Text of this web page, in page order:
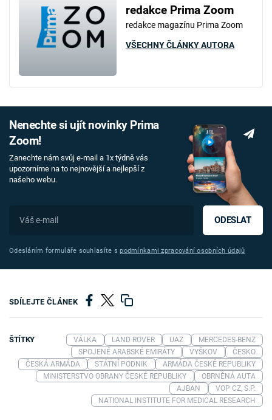
redakce Prima Zoom
redakce magazínu Prima Zoom
VŠECHNY ČLÁNKY AUTORA
Nenechte si ujít novinky Prima
Zoom!
Zanechte nám svůj e-mail a 1x týdně vás
upozorníme na to nejnovější a nejlepší z
našeho webu.
ODESLAT
Odesláním formuláře souhlasíte spodmínkami zpracování osobních údajů
SDÍLEJTE ČLÁNEK
ŠTÍTKY VÁLKA LAND ROVER UAZ
MERCEDES-BENZ
SPOJENÉ ARABSKÉ EMIRÁTY
VYŠKOV
ČESKO
ČESKÁ ARMÁDA
STÁTNÍ PODNIK
ARMÁDA ČESKÉ REPUBLIKY
MINISTERSTVO OBRANY ČESKÉ REPUBLIKY
OBRNĚNÁ AUTA
AJBAN
VOP CZ, S.P.
NATIONAL INSTITUTE FOR MEDICAL RESEARCH